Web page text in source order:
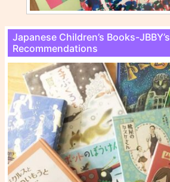
Japanese Children’s Books-JBBY’s
Recommendations